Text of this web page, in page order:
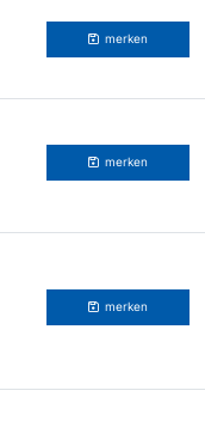
merken
merken
merken